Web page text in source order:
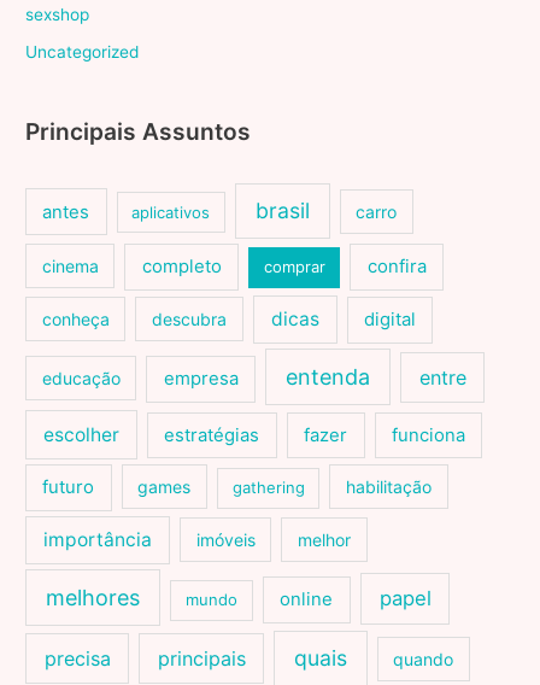
sexshop
Uncategorized
Principais Assuntos
antes aplicativos brasil carro
cinema completo comprar confira
conheça descubra dicas digital
educação empresa entenda entre
escolher estratégias fazer funciona
futuro games gathering habilitação
importância imóveis melhor
melhores mundo online papel
precisa principais quais quando